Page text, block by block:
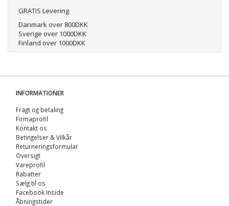
GRATIS Levering
Danmark over 800DKK
Sverige over 1000DKK
Finland over 1000DKK
INFORMATIONER
Fragt og betaling
Firmaprofil
Kontakt os
Betingelser & Vilkår
Returneringsformular
Oversigt
Vareprofil
Rabatter
Sælg til os
Facebook Inside
Åbningstider